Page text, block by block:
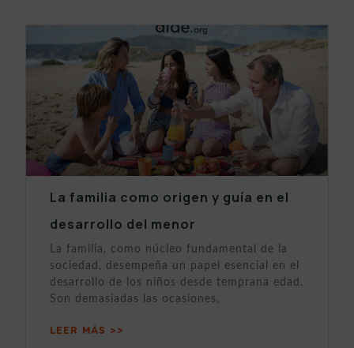
La familia como origen y guía en el
desarrollo del menor
La familia, como núcleo fundamental de la
sociedad, desempeña un papel esencial en el
desarrollo de los niños desde temprana edad.
Son demasiadas las ocasiones,
LEER MÁS >>